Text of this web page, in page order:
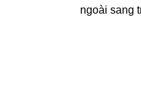
ngoài sang